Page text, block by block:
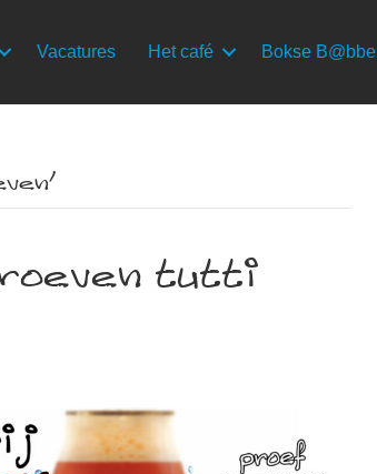
Vacatures Het café Bokse B@bbel
tutti